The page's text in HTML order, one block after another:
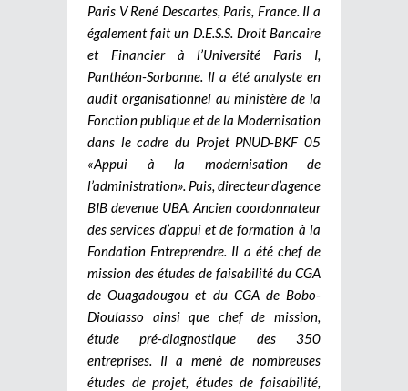
Paris V René Descartes, Paris, France. Il a
également fait un D.E.S.S. Droit Bancaire
et Financier à l’Université Paris I,
Panthéon-Sorbonne. Il a été analyste en
audit organisationnel au ministère de la
Fonction publique et de la Modernisation
dans le cadre du Projet PNUD-BKF 05
«Appui à la modernisation de
l’administration». Puis, directeur d’agence
BIB devenue UBA. Ancien coordonnateur
des services d’appui et de formation à la
Fondation Entreprendre. Il a été chef de
mission des études de faisabilité du CGA
de Ouagadougou et du CGA de Bobo-
Dioulasso ainsi que chef de mission,
étude pré-diagnostique des 350
entreprises. Il a mené de nombreuses
études de projet, études de faisabilité,